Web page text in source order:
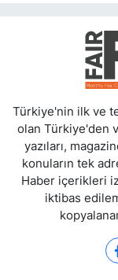
Türkiye'nin ilk ve
olan Türkiye'den
yazıları,
konuların tek
Haber içerikleri
iktibas